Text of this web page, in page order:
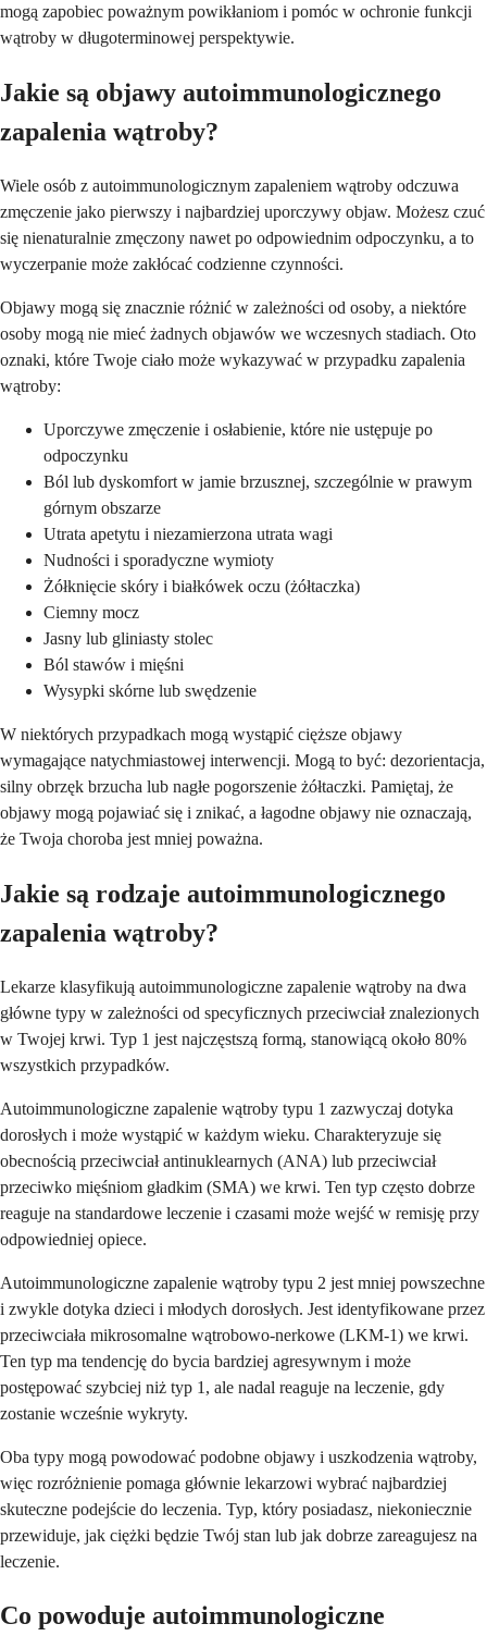
mogą zapobiec poważnym powikłaniom i pomóc w ochronie funkcji
wątroby w długoterminowej perspektywie.
Jakie są objawy autoimmunologicznego
zapalenia wątroby?
Wiele osób z autoimmunologicznym zapaleniem wątroby odczuwa
zmęczenie jako pierwszy i najbardziej uporczywy objaw. Możesz czuć
się nienaturalnie zmęczony nawet po odpowiednim odpoczynku, a to
wyczerpanie może zakłócać codzienne czynności.
Objawy mogą się znacznie różnić w zależności od osoby, a niektóre
osoby mogą nie mieć żadnych objawów we wczesnych stadiach. Oto
oznaki, które Twoje ciało może wykazywać w przypadku zapalenia
wątroby:
Uporczywe zmęczenie i osłabienie, które nie ustępuje po
odpoczynku
Ból lub dyskomfort w jamie brzusznej, szczególnie w prawym
górnym obszarze
Utrata apetytu i niezamierzona utrata wagi
Nudności i sporadyczne wymioty
Żółknięcie skóry i białkówek oczu (żółtaczka)
Ciemny mocz
Jasny lub gliniasty stolec
Ból stawów i mięśni
Wysypki skórne lub swędzenie
W niektórych przypadkach mogą wystąpić cięższe objawy
wymagające natychmiastowej interwencji. Mogą to być: dezorientacja,
silny obrzęk brzucha lub nagłe pogorszenie żółtaczki. Pamiętaj, że
objawy mogą pojawiać się i znikać, a łagodne objawy nie oznaczają,
że Twoja choroba jest mniej poważna.
Jakie są rodzaje autoimmunologicznego
zapalenia wątroby?
Lekarze klasyfikują autoimmunologiczne zapalenie wątroby na dwa
główne typy w zależności od specyficznych przeciwciał znalezionych
w Twojej krwi. Typ 1 jest najczęstszą formą, stanowiącą około 80%
wszystkich przypadków.
Autoimmunologiczne zapalenie wątroby typu 1 zazwyczaj dotyka
dorosłych i może wystąpić w każdym wieku. Charakteryzuje się
obecnością przeciwciał antinuklearnych (ANA) lub przeciwciał
przeciwko mięśniom gładkim (SMA) we krwi. Ten typ często dobrze
reaguje na standardowe leczenie i czasami może wejść w remisję przy
odpowiedniej opiece.
Autoimmunologiczne zapalenie wątroby typu 2 jest mniej powszechne
i zwykle dotyka dzieci i młodych dorosłych. Jest identyfikowane przez
przeciwciała mikrosomalne wątrobowo-nerkowe (LKM-1) we krwi.
Ten typ ma tendencję do bycia bardziej agresywnym i może
postępować szybciej niż typ 1, ale nadal reaguje na leczenie, gdy
zostanie wcześnie wykryty.
Oba typy mogą powodować podobne objawy i uszkodzenia wątroby,
więc rozróżnienie pomaga głównie lekarzowi wybrać najbardziej
skuteczne podejście do leczenia. Typ, który posiadasz, niekoniecznie
przewiduje, jak ciężki będzie Twój stan lub jak dobrze zareagujesz na
leczenie.
Co powoduje autoimmunologiczne